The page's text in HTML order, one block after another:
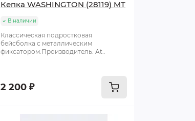
Кепка WASHINGTON (28119) MT
В наличии
Классическая подростковая
бейсболка с металлическим
фиксатором.Производитель: At..
2 200 ₽